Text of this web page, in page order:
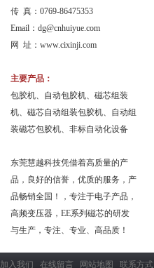
传 真：0769-86475353
Email： dg@cnhuiyue.com
网 址：www.cixinji.com
主要产品：
包胶机、自动包胶机、磁芯组装
机、磁芯自动组装包胶机、自动组
装磁芯包胶机、非标自动化设备
东莞慧越科技凭借着高质量的产
品，良好的信誉，优质的服务，产
品畅销全国！，专注于电子产品，
高频变压器，EE系列磁芯的研发
与生产，专注、专业、高品质！
加入我们 在线留言 网站地图 联系方式